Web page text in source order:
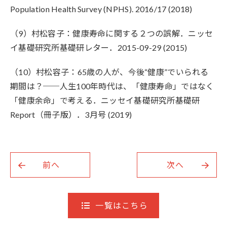
Population Health Survey (NPHS). 2016/17 (2018)
（9）村松容子：健康寿命に関する２つの誤解．ニッセ
イ基礎研究所基礎研レター．2015-09-29 (2015)
（10）村松容子：65歳の人が、今後“健康”でいられる
期間は？──人生100年時代は、「健康寿命」ではなく
「健康余命」で考える．ニッセイ基礎研究所基礎研
Report（冊子版）．3月号 (2019)
前へ
一覧はこちら
次へ